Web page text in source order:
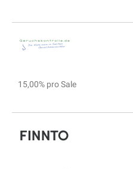
15,00% pro Sale